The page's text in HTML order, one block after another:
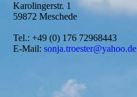
Karolingerstr. 1
59872 Meschede
Tel.: +49 (0) 176 72968443
E-Mail:sonja.troester@yahoo.de